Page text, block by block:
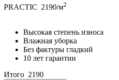
PRACTIC 2190/м2
Высокая степень износа
Влажная уборка
Без фактуры гладкий
10 лет гарантии
Итого 2190